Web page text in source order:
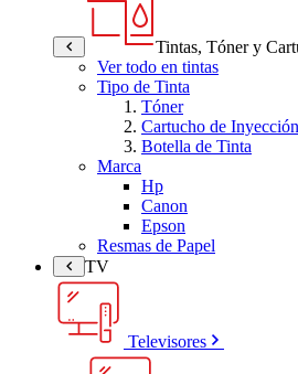
Tintas, Tóner y
Ver todo en tintas
Tipo de Tinta
Tóner
Cartucho de Inyección
Botella de Tinta
Marca
Hp
Canon
Epson
Resmas de Papel
TV
Televisores